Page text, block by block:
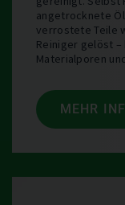
angetrocknete
verrostete Teile
Reiniger gelöst
Materialporen
MEHR